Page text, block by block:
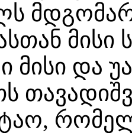
მისი
მისი და